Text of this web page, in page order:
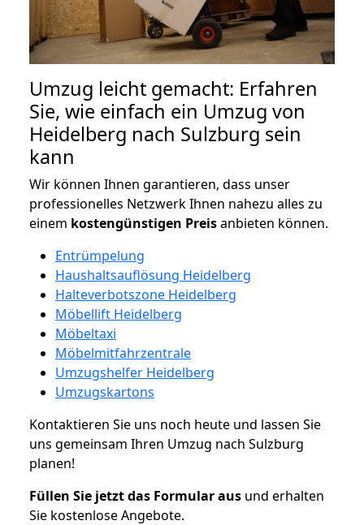
Umzug leicht gemacht: Erfahren
Sie, wie einfach ein Umzug von
Heidelberg nach Sulzburg sein
kann
Wir können Ihnen garantieren, dass unser
professionelles Netzwerk Ihnen nahezu alles zu
einem kostengünstigen Preisanbieten können.
Entrümpelung
Haushaltsauflösung Heidelberg
Halteverbotszone Heidelberg
Möbellift Heidelberg
Möbeltaxi
Möbelmitfahrzentrale
Umzugshelfer Heidelberg
Umzugskartons
Kontaktieren Sie uns noch heute und lassen Sie
uns gemeinsam Ihren Umzug nach Sulzburg
planen!
Füllen Sie jetzt das Formular aus und erhalten
Sie kostenlose Angebote.